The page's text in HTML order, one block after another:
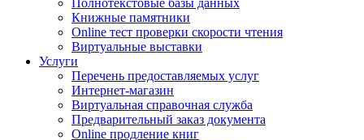
Полнотекстовые базы данных
Книжные памятники
Online тест проверки скорости чтения
Виртуальные выставки
Услуги
Перечень предоставляемых услуг
Интернет-магазин
Виртуальная справочная служба
Предварительный заказ документа
Online продление книг